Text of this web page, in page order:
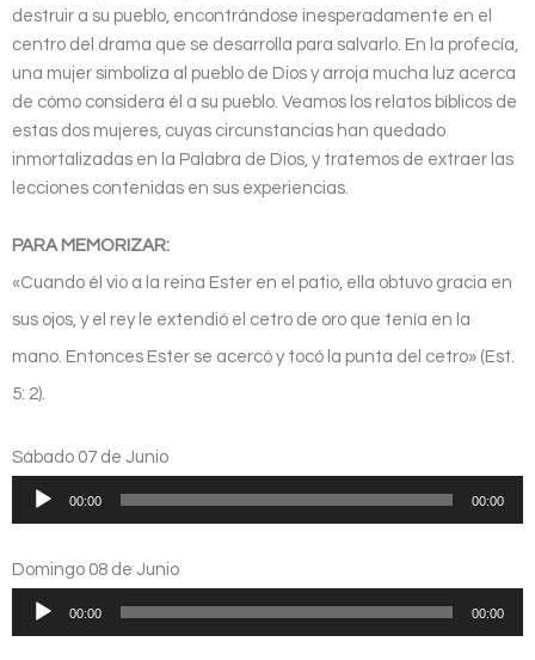
destruir a su pueblo, encontrándose inesperadamente en el
centro del drama que se desarrolla para salvarlo. En la profecía,
una mujer simboliza al pueblo de Dios y arroja mucha luz acerca
de cómo considera él a su pueblo. Veamos los relatos bíblicos de
estas dos mujeres, cuyas circunstancias han quedado
inmortalizadas en la Palabra de Dios, y tratemos de extraer las
lecciones contenidas en sus experiencias.
PARA MEMORIZAR:
«Cuando él vio a la reina Ester en el patio, ella obtuvo gracia en
sus ojos, y el rey le extendió el cetro de oro que tenía en la
mano. Entonces Ester se acercó y tocó la punta del cetro» (Est.
5: 2).
Sábado 07 de Junio
Reproductor
audio
00:00 00:00
Domingo 08 de Junio
Reproductor
00:00 00:00